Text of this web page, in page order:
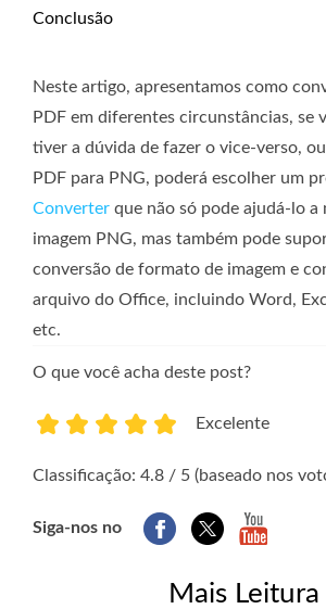
Conclusão
Neste artigo, apresentamos como
PDF em diferentes circunstâncias, se
tiver a dúvida de fazer o vice-verso,
PDF para PNG, poderá escolher um
Converter que não só pode ajudá-lo a
imagem PNG, mas também pode
conversão de formato de imagem e
arquivo do Office, incluindo Word,
etc.
O que você acha deste post?
Excelente
Classificação: 4.8 / 5 (baseado nos
Siga-nos no
Mais Leitura